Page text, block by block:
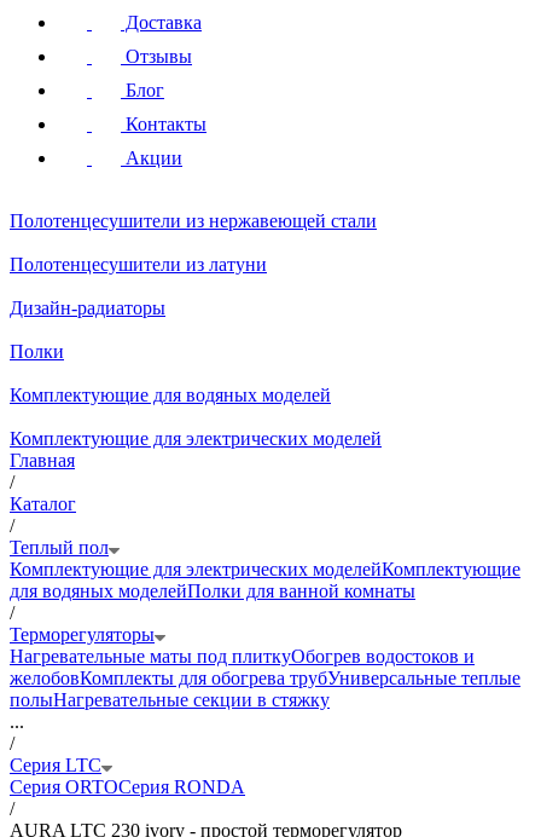
Доставка
Отзывы
Блог
Контакты
Акции
Полотенцесушители из нержавеющей стали
Полотенцесушители из латуни
Дизайн-радиаторы
Полки
Комплектующие для водяных моделей
Комплектующие для электрических моделей
Главная
/
Каталог
/
Теплый пол
Комплектующие для электрических моделейКомплектующие
для водяных моделейПолки для ванной комнаты
/
Терморегуляторы
Нагревательные маты под плиткуОбогрев водостоков и
желобовКомплекты для обогрева трубУниверсальные теплые
полыНагревательные секции в стяжку
...
/
Серия LTC
Серия ORTOСерия RONDA
/
AURA LTC 230 ivory - простой терморегулятор